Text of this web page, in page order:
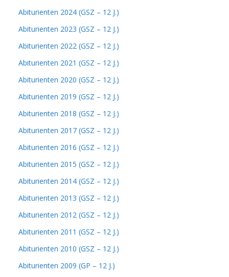
Abiturienten 2024 (GSZ – 12 J.)
Abiturienten 2023 (GSZ – 12 J.)
Abiturienten 2022 (GSZ – 12 J.)
Abiturienten 2021 (GSZ – 12 J.)
Abiturienten 2020 (GSZ – 12 J.)
Abiturienten 2019 (GSZ – 12 J.)
Abiturienten 2018 (GSZ – 12 J.)
Abiturienten 2017 (GSZ – 12 J.)
Abiturienten 2016 (GSZ – 12 J.)
Abiturienten 2015 (GSZ – 12 J.)
Abiturienten 2014 (GSZ – 12 J.)
Abiturienten 2013 (GSZ – 12 J.)
Abiturienten 2012 (GSZ – 12 J.)
Abiturienten 2011 (GSZ – 12 J.)
Abiturienten 2010 (GSZ – 12 J.)
Abiturienten 2009 (GP – 12 J.)